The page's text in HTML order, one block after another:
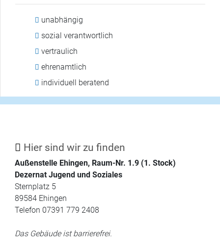
unabhängig
sozial verantwortlich
vertraulich
ehrenamtlich
individuell beratend
Hier sind wir zu finden
Außenstelle Ehingen, Raum-Nr. 1.9 (1. Stock)
Dezernat Jugend und Soziales
Sternplatz 5
89584 Ehingen
Telefon 07391 779 2408
Das Gebäude ist barrierefrei.